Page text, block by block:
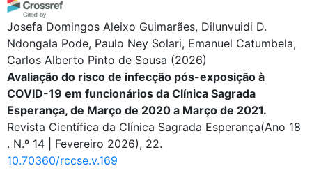
Josefa Domingos Aleixo Guimarães, Dilunvuidi D.
Ndongala Pode, Paulo Ney Solari, Emanuel Catumbela,
Carlos Alberto Pinto de Sousa (2026)
Avaliação do risco de infecção pós-exposição à
COVID-19 em funcionários da Clínica Sagrada
Esperança, de Março de 2020 a Março de 2021.
Revista Científica da Clínica Sagrada Esperança(Ano 18
. N.º 14 | Fevereiro 2026), 22.
10.70360/rccse.v.169